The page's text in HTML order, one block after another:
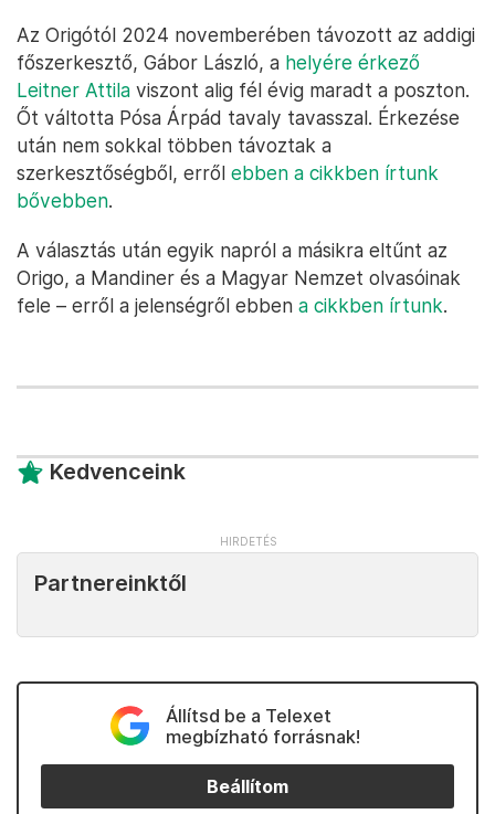
Az Origótól 2024 novemberében távozott az addigi
főszerkesztő, Gábor László, a helyére érkező
Leitner Attila viszont alig fél évig maradt a poszton.
Őt váltotta Pósa Árpád tavaly tavasszal. Érkezése
után nem sokkal többen távoztak a
szerkesztőségből, erről ebben a cikkben írtunk
bővebben.
A választás után egyik napról a másikra eltűnt az
Origo, a Mandiner és a Magyar Nemzet olvasóinak
fele – erről a jelenségről ebben a cikkben írtunk.
Kedvenceink
Partnereinktől
Állítsd be a Telexet
megbízható forrásnak!
Beállítom